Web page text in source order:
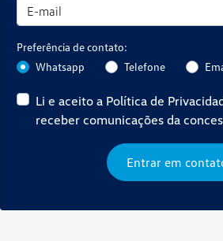
Preferência de contato:
Whatsapp
Telefone
Li e aceito a Política de
receber comunicações da
Entrar em